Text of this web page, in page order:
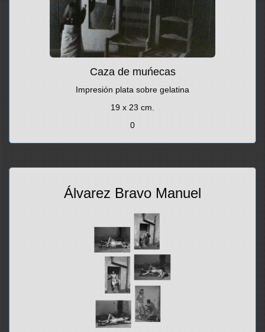
Caza de muńecas
Impresión plata sobre gelatina
19 x 23 cm.
0
Álvarez Bravo Manuel